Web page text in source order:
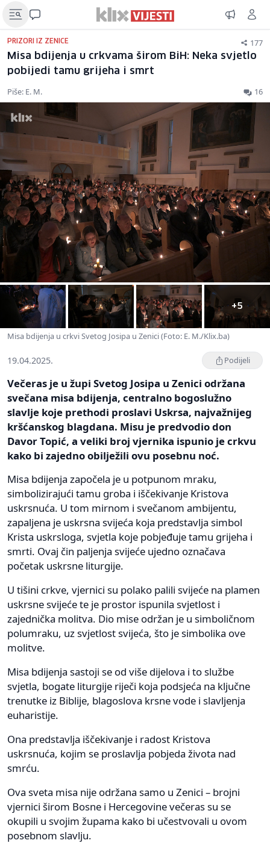
PRIZORI IZ ZENICE 177
Misa bdijenja u crkvama širom BiH: Neka svjetlo
pobijedi tamu grijeha i smrt
Piše: E. M. 16
+5
Misa bdijenja u crkvi Svetog Josipa u Zenici (Foto: E. M./Klix.ba)
19.04.2025. Podijeli
Večeras je u župi Svetog Josipa u Zenici održana
svečana misa bdijenja, centralno bogoslužno
slavlje koje prethodi proslavi Uskrsa, najvažnijeg
kršćanskog blagdana. Misu je predvodio don
Davor Topić, a veliki broj vjernika ispunio je crkvu
kako bi zajedno obilježili ovu posebnu noć.
Misa bdijenja započela je u potpunom mraku,
simbolizirajući tamu groba i iščekivanje Kristova
uskrsnuća. U tom mirnom i svečanom ambijentu,
zapaljena je uskrsna svijeća koja predstavlja simbol
Krista uskrsloga, svjetla koje pobjeđuje tamu grijeha i
smrti. Ovaj čin paljenja svijeće ujedno označava
početak uskrsne liturgije.
U tišini crkve, vjernici su polako palili svijeće na plamen
uskrsne svijeće te je prostor ispunila svjetlost i
zajednička molitva. Dio mise održan je u simboličnom
polumraku, uz svjetlost svijeća, što je simbolika ove
molitve.
Misa bdijenja sastoji se od više dijelova i to službe
svjetla, bogate liturgije riječi koja podsjeća na ključne
trenutke iz Biblije, blagoslova krsne vode i slavljenja
euharistije.
Ona predstavlja iščekivanje i radost Kristova
uskrsnuća, kojim se proslavlja pobjeda života nad
smrću.
Ova sveta misa nije održana samo u Zenici – brojni
vjernici širom Bosne i Hercegovine večeras su se
okupili u svojim župama kako bi učestvovali u ovom
posebnom slavlju.